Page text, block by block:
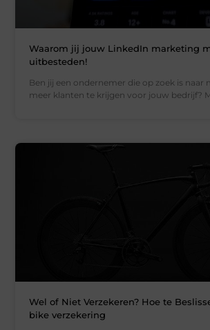
Waarom jij jouw LinkedIn marketing
uitbesteden!
Ben jij een ondernemer die op zoek is naar
meer klanten te krijgen voor jouw bedrijf?
Wel of Niet Verzekeren? Hoe te
bike verzekering